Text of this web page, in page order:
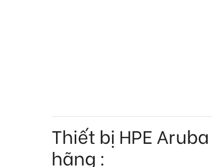
Thiết bị HPE
hãng :